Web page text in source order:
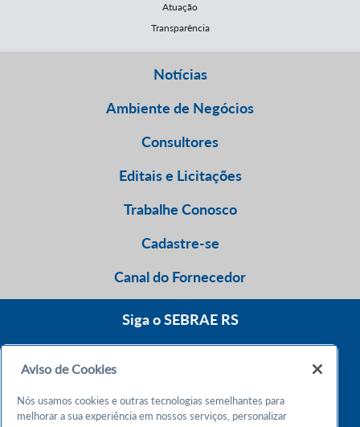
Atuação
Transparência
Notícias
Ambiente de Negócios
Consultores
Editais e Licitações
Trabalhe Conosco
Cadastre-se
Canal do Fornecedor
Siga o SEBRAE RS
Atendimento 24h
Aviso de Cookies
Nós usamos cookies e outras tecnologias semelhantes para
melhorar a sua experiência em nossos serviços, personalizar